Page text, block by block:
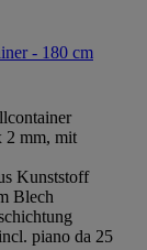
- 180 cm
2 mm, mit
Kunststoff
Blech
piano da 25